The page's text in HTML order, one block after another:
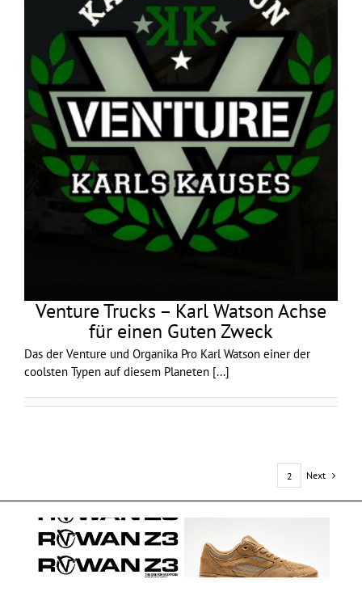
Venture Trucks – Karl Watson Achse
für einen Guten Zweck
Das der Venture und Organika Pro Karl Watson einer der
coolsten Typen auf diesem Planeten [...]
2 Next